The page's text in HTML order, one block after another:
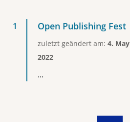
Open Publishing Fest
zuletzt geändert am: 4. May
2022
...